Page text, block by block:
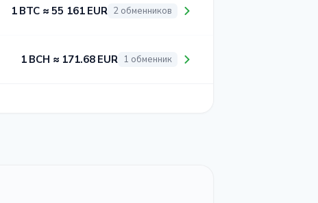
1 BTC ≈ 55 161 EUR 2 обменников
1 BCH ≈ 171.68 EUR 1 обменник